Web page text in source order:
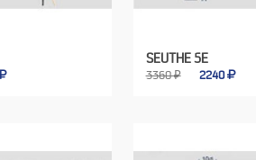
SEUTHE 5E
3360 ₽ 2240